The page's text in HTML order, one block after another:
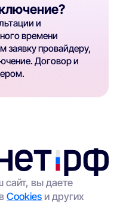
и
времени
заявку провайдеру,
Договор и
сайт, вы даете
Cookies и других